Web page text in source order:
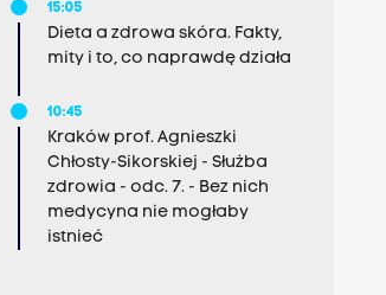
15:05
Dieta a zdrowa skóra. Fakty,
mity i to, co naprawdę działa
10:45
Kraków prof. Agnieszki
Chłosty-Sikorskiej - Służba
zdrowia - odc. 7. - Bez nich
medycyna nie mogłaby
istnieć